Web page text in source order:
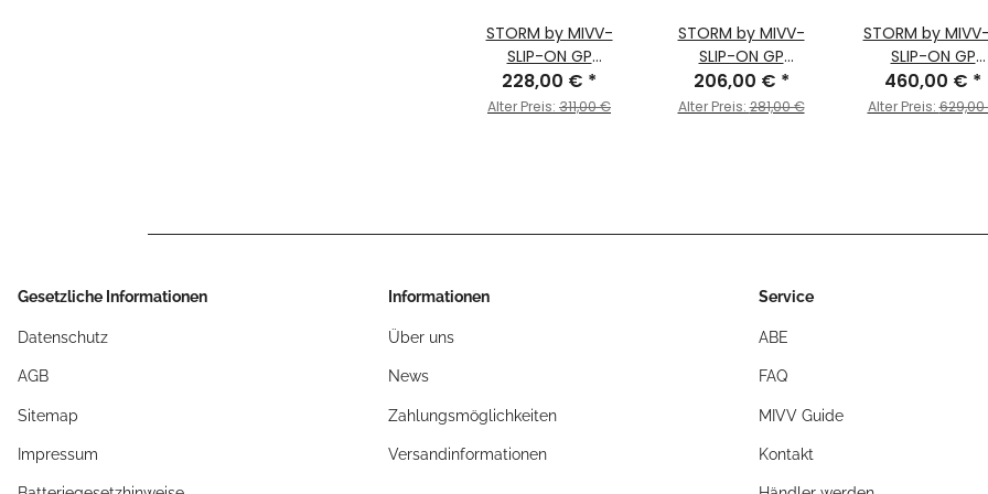
STORM by MIVV-
SLIP-ON GP
Edelstahl Schwarz
für TRIUMPH SPEED
228,00 € *
Alter Preis: 311,00 €
STORM by MIVV-
SLIP-ON GP
Edelstahl für
TRIUMPH SPEED
206,00 € *
Alter Preis:281,00 €
STORM by
SLIP-ON GP
Edelstahl
für TRIUMPH
460,00 € *
Alter Preis:
Gesetzliche Informationen
Datenschutz
AGB
Sitemap
Impressum
Informationen
Über uns
News
Zahlungsmöglichkeiten
Versandinformationen
Service
ABE
FAQ
MIVV Guide
Kontakt